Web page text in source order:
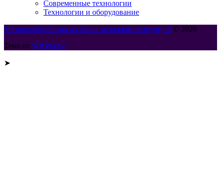
Современные технологии
Технологии и оборудование
Металлообработка и сборка металлоконструкций © 2026
Тема от WP Puzzle
➤